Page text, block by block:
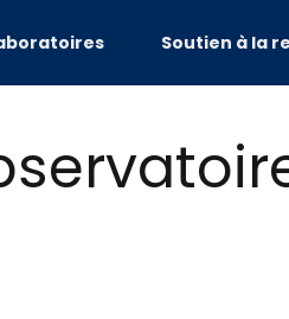
Soutien à la